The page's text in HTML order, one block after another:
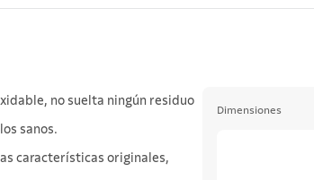
no suelta ningún residuo
sanos.
características originales,
Dimensiones